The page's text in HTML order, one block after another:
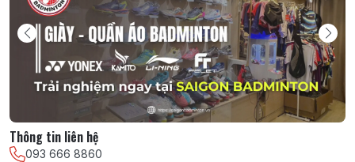
Thông tin liên hệ
093 666 8860